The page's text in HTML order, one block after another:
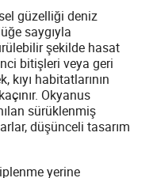
güzelliği deniz
saygıyla
şekilde hasat
bitişleri veya geri
kıyı habitatlarının
Okyanus
sürüklenmiş
düşünceli tasarım
yerine